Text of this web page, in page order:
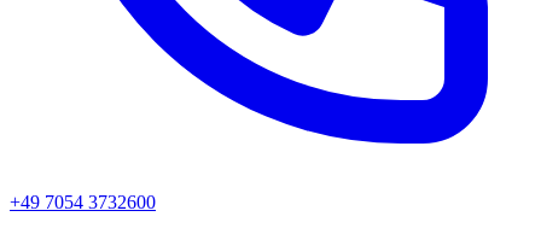
+49 7054 3732600